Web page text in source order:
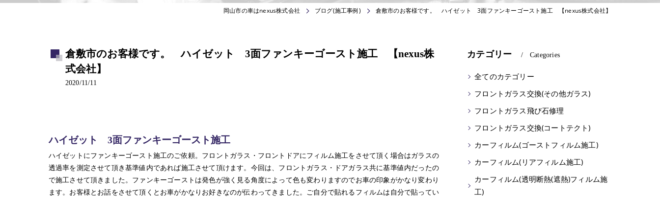
岡山市の車はnexus株式会社 ブログ(施工事例) 倉敷市のお客様です。 ハイゼット 3面ファンキーゴースト施工 【nexus株式会社】
倉敷市のお客様です。 ハイゼット 3面ファンキーゴースト施工 【nexus株
式会社】
2020/11/11
ハイゼット 3面ファンキーゴースト施工
ハイゼットにファンキーゴースト施工のご依頼。フロントガラス・フロントドアにフィルム施工をさせて頂く場合はガラスの
透過率を測定させて頂き基準値内であれば施工させて頂けます。今回は、フロントガラス・ドアガラス共に基準値内だったの
で施工させて頂きました。ファンキーゴーストは発色が強く見る角度によって色も変わりますのでお車の印象がかなり変わり
ます。お客様とお話をさせて頂くとお車がかなりお好きなのが伝わってきました。ご自分で貼れるフィルムは自分で貼ってい
カテゴリー Categories
全てのカテゴリー
フロントガラス交換(その他ガラス)
フロントガラス飛び石修理
フロントガラス交換(コートテクト)
カーフィルム(ゴーストフィルム施工)
カーフィルム(リアフィルム施工)
カーフィルム(透明断熱(遮熱)フィルム施
工)